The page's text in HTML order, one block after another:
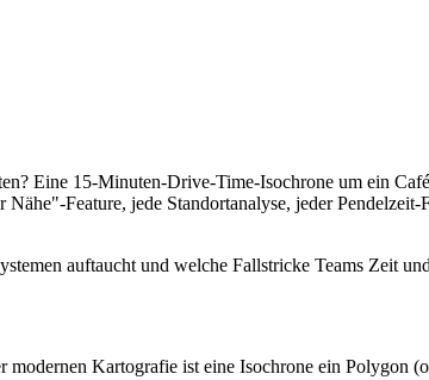
Eine 15-Minuten-Drive-Time-Isochrone um ein
Feature, jede Standortanalyse, jeder
auftaucht und welche Fallstricke Teams Zeit
Kartografie ist eine Isochrone ein Polygon